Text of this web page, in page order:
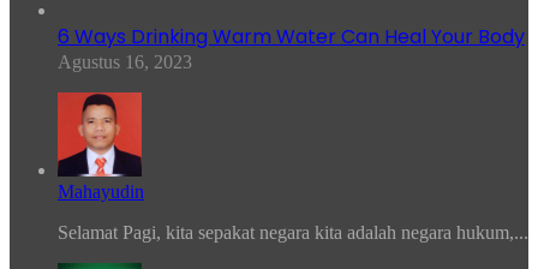
6 Ways Drinking Warm Water Can Heal Your Body
Agustus 16, 2023
Mahayudin
Selamat Pagi, kita sepakat negara kita adalah negara hukum,...